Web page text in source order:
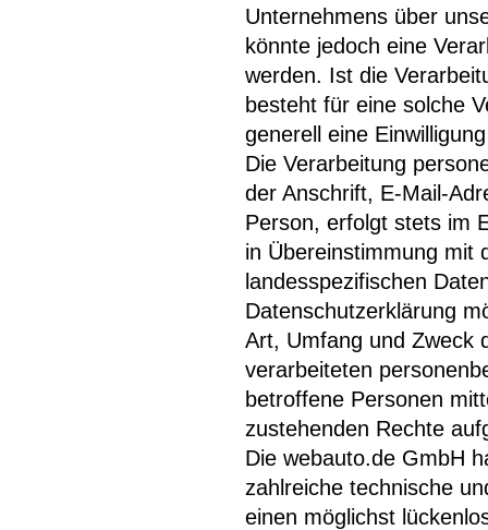
Unternehmens über
könnte jedoch eine
werden. Ist die
besteht für eine solche
generell eine
Die Verarbeitung
der Anschrift, E-Mail-
Person, erfolgt stets im
in Übereinstimmung mit
landesspezifischen
Datenschutzerklärung
Art, Umfang und Zweck
verarbeiteten
betroffene Personen
zustehenden Rechte
Die webauto.de GmbH
zahlreiche technische
einen möglichst